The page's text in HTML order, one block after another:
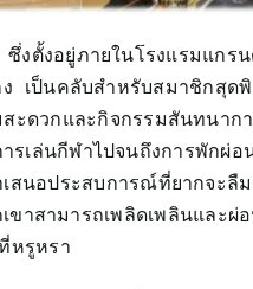
งตั้งอยู่ภายในโรงแรมแกร
เป็นคลับสำหรับสมาชิกสุด
ะดวกและกิจกรรมสันทนาก
รเล่นกีฬาไปจนถึงการพักผ่อ
สนอประสบการณ์ที่ยากจะลื
ขาสามารถเพลิดเพลินและผ่
หรูหรา